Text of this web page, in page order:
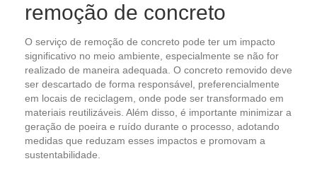
remoção de concreto
O serviço de remoção de concreto pode ter um impacto
significativo no meio ambiente, especialmente se não for
realizado de maneira adequada. O concreto removido deve
ser descartado de forma responsável, preferencialmente
em locais de reciclagem, onde pode ser transformado em
materiais reutilizáveis. Além disso, é importante minimizar a
geração de poeira e ruído durante o processo, adotando
medidas que reduzam esses impactos e promovam a
sustentabilidade.